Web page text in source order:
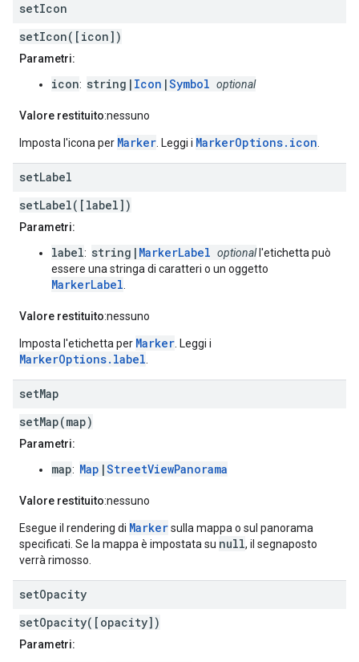
setIcon
setIcon([icon])
Parametri:
icon: string| Icon |Symbol optional
Valore restituito:nessuno
Imposta l'icona per Marker. Leggi i MarkerOptions.icon.
setLabel
setLabel([label])
Parametri:
label: string| MarkerLabel optionall'etichetta può
essere una stringa di caratteri o un oggetto
MarkerLabel.
Valore restituito:nessuno
Imposta l'etichetta per Marker. Leggi i
MarkerOptions.label.
setMap
setMap(map)
Parametri:
map: Map |StreetViewPanorama
Valore restituito:nessuno
Esegue il rendering di Markersulla mappa o sul panorama
specificati. Se la mappa è impostata su null, il segnaposto
verrà rimosso.
setOpacity
setOpacity([opacity])
Parametri: